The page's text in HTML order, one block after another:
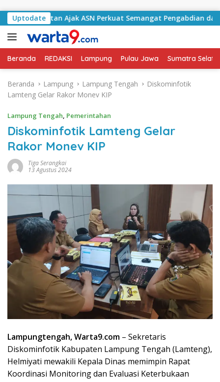
Uptodate
Selatan Ajak ASN Perkuat Semangat Pengabdian dan
Beranda REDAKSI Lampung Pulau Jawa Sumatra
Beranda Lampung Lampung Tengah
Diskominfotik
Lamteng Gelar Rakor Monev KIP
Lampung Tengah, Pemerintahan
Diskominfotik Lamteng Gelar
Rakor Monev KIP
Tiga Serangkai
13 Agustus 2024
Lampungtengah, Warta9.com – Sekretaris
Diskominfotik Kabupaten Lampung Tengah (Lamteng),
Helmiyati mewakili Kepala Dinas memimpin Rapat
Koordinasi Monitoring dan Evaluasi Keterbukaan